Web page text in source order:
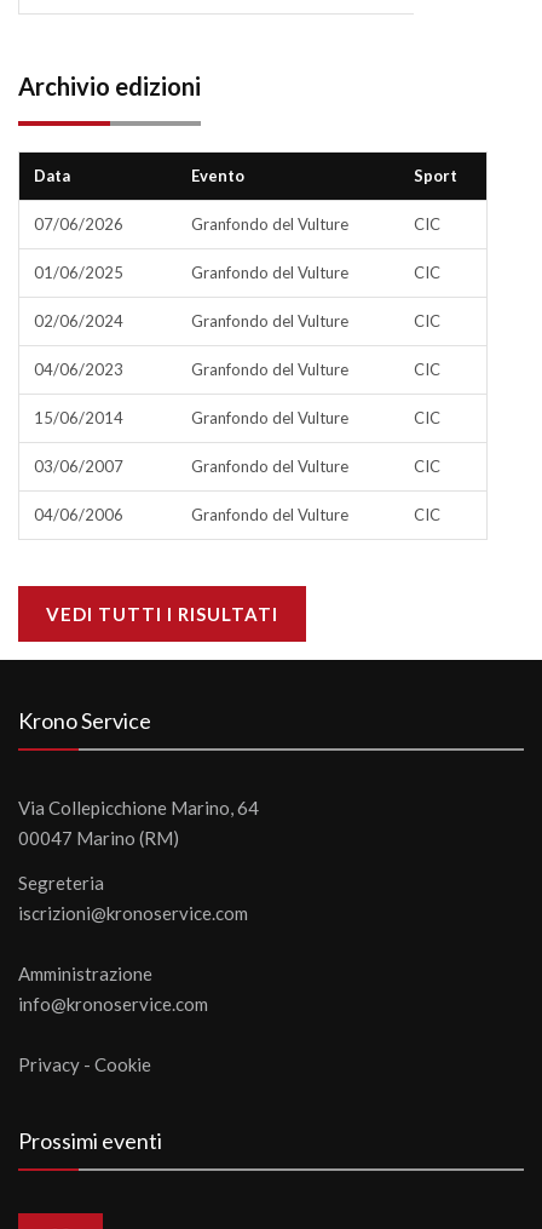
Archivio edizioni
Data Evento Sport
07/06/2026 Granfondo del Vulture CIC
01/06/2025 Granfondo del Vulture CIC
02/06/2024 Granfondo del Vulture CIC
04/06/2023 Granfondo del Vulture CIC
15/06/2014 Granfondo del Vulture CIC
03/06/2007 Granfondo del Vulture CIC
04/06/2006 Granfondo del Vulture CIC
VEDI TUTTI I RISULTATI
Krono Service
Via Collepicchione Marino, 64
00047 Marino (RM)
Segreteria
iscrizioni@kronoservice.com
Amministrazione
info@kronoservice.com
Privacy - Cookie
Prossimi eventi